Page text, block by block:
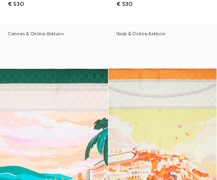
€ 530
€ 530
Cannes & Online-Exklusiv Ibiza & Online-Exklusiv